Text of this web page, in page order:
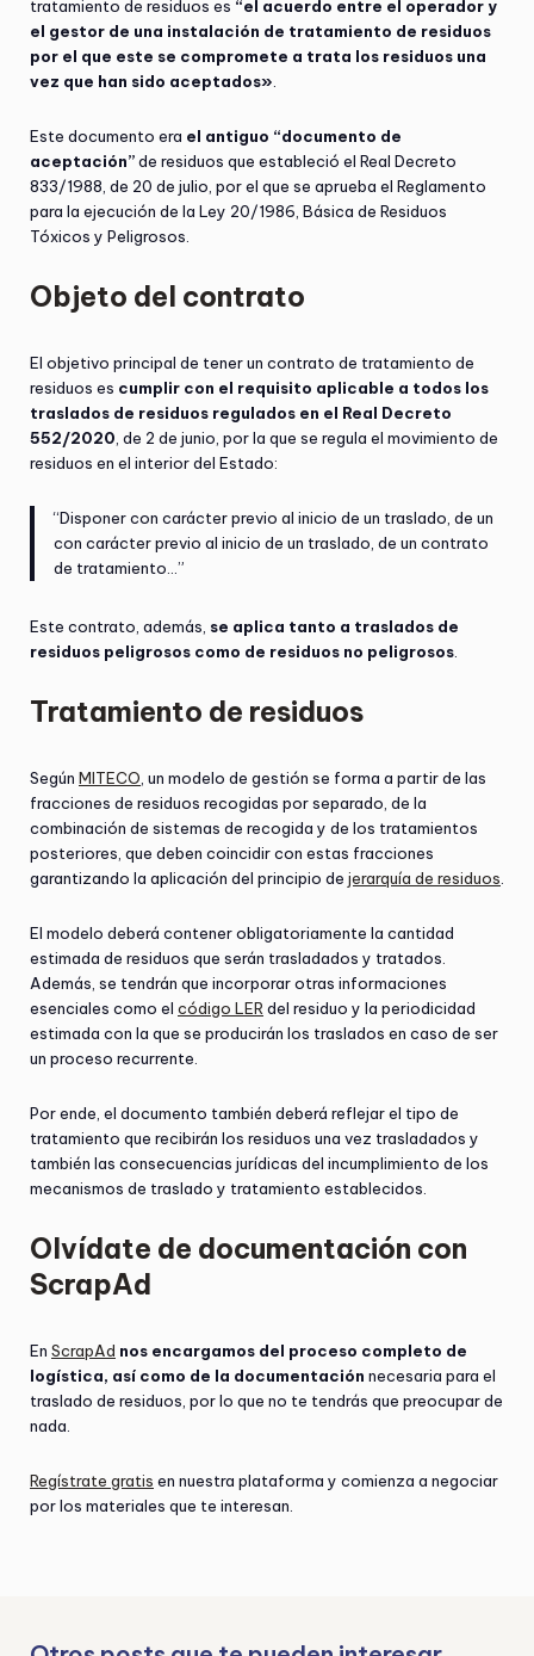
tratamiento de residuos es “el acuerdo entre el operador y
el gestor de una instalación de tratamiento de residuos
por el que este se compromete a trata los residuos una
vez que han sido aceptados»
Este documento era el antiguo “documento de
aceptación”de residuos que estableció el Real Decreto
833/1988, de 20 de julio, por el que se aprueba el Reglamento
para la ejecución de la Ley 20/1986, Básica de Residuos
Tóxicos y Peligrosos.
Objeto del contrato
El objetivo principal de tener un contrato de tratamiento de
residuos es cumplir con el requisito aplicable a todos los
traslados de residuos regulados en el Real Decreto
552/2020 , de 2 de junio, por la que se regula el movimiento de
residuos en el interior del Estado:
“Disponer con carácter previo al inicio de un traslado, de un
con carácter previo al inicio de un traslado, de un contrato
de tratamiento…”
Este contrato, además, se aplica tanto a traslados de
residuos peligrosos como de residuos no peligrosos
Tratamiento de residuos
Según MITECO , un modelo de gestión se forma a partir de las
fracciones de residuos recogidas por separado, de la
combinación de sistemas de recogida y de los tratamientos
posteriores, que deben coincidir con estas fracciones
garantizando la aplicación del principio de jerarquía de residuos
El modelo deberá contener obligatoriamente la cantidad
estimada de residuos que serán trasladados y tratados.
Además, se tendrán que incorporar otras informaciones
esenciales como el código LER del residuo y la periodicidad
estimada con la que se producirán los traslados en caso de ser
un proceso recurrente.
Por ende, el documento también deberá reflejar el tipo de
tratamiento que recibirán los residuos una vez trasladados y
también las consecuencias jurídicas del incumplimiento de los
mecanismos de traslado y tratamiento establecidos.
Olvídate de documentación con
ScrapAd
En ScrapAd nos encargamos del proceso completo de
logística, así como de la documentación necesaria para el
traslado de residuos, por lo que no te tendrás que preocupar de
nada.
Regístrate gratis en nuestra plataforma y comienza a negociar
por los materiales que te interesan.